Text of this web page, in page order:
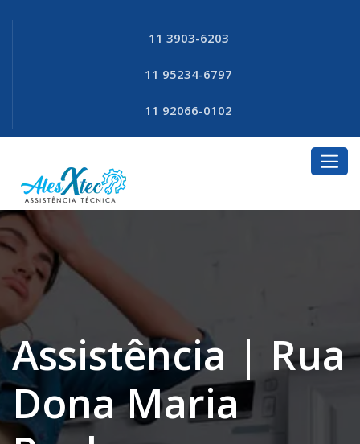
11 3903-6203
11 95234-6797
11 92066-0102
Assistência | Rua
Dona Maria